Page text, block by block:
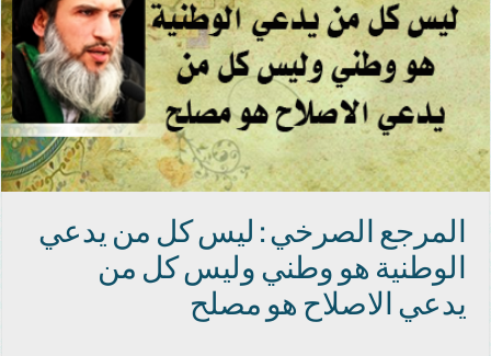
المرجع الصرخي : ليس كل من يدعي
الوطنية هو وطني وليس كل من
يدعي الاصلاح هو مصلح